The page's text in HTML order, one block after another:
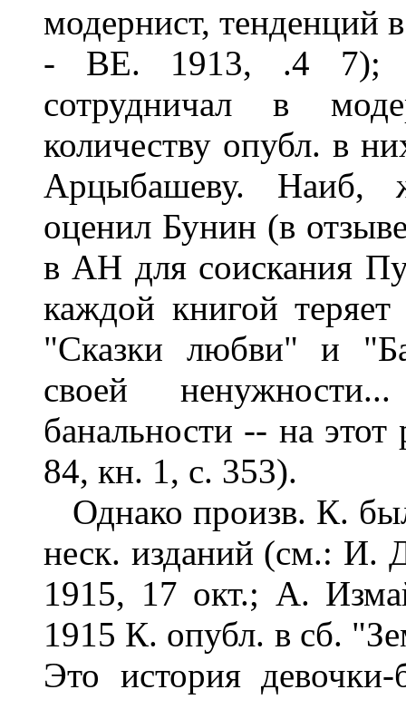
модернист, тенденций
- BE. 1913, .4 7);
сотрудничал в
количеству опубл. в
Арцыбашеву. Наиб,
оценил Бунин (в
в АН для соискания
каждой книгой
"Сказки любви" и
своей
банальности -- на
84, кн. 1, с. 353).
Однако произв. К.
неск. изданий (см.:
1915, 17 окт.; А.
1915 К. опубл. в сб.
Это история